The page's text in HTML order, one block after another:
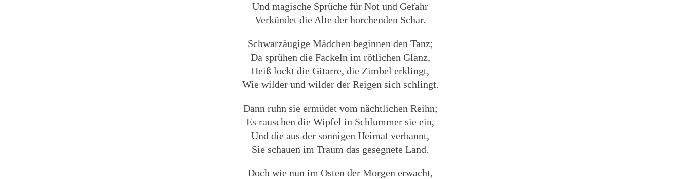
Und magische Sprüche für Not und Gefahr
Verkündet die Alte der horchenden Schar.
Schwarzäugige Mädchen beginnen den Tanz;
Da sprühen die Fackeln im rötlichen Glanz,
Heiß lockt die Gitarre, die Zimbel erklingt,
Wie wilder und wilder der Reigen sich schlingt.
Dann ruhn sie ermüdet vom nächtlichen Reihn;
Es rauschen die Wipfel in Schlummer sie ein,
Und die aus der sonnigen Heimat verbannt,
Sie schauen im Traum das gesegnete Land.
Doch wie nun im Osten der Morgen erwacht,